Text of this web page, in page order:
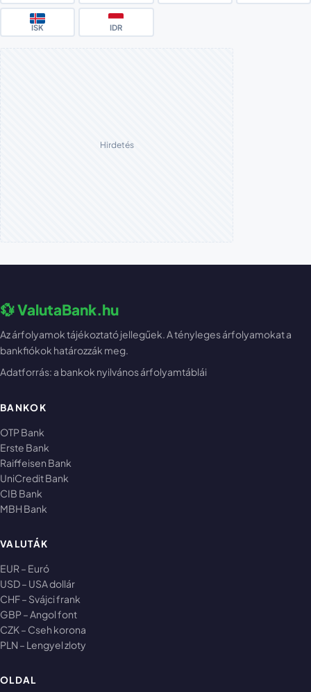
ISK IDR
Hirdetés
💱 ValutaBank.hu
Az árfolyamok tájékoztató jellegűek. A tényleges árfolyamokat a
bankfiókok határozzák meg.
Adatforrás: a bankok nyilvános árfolyamtáblái
BANKOK
OTP Bank
Erste Bank
Raiffeisen Bank
UniCredit Bank
CIB Bank
MBH Bank
VALUTÁK
EUR – Euró
USD – USA dollár
CHF – Svájci frank
GBP – Angol font
CZK – Cseh korona
PLN – Lengyel zloty
OLDAL